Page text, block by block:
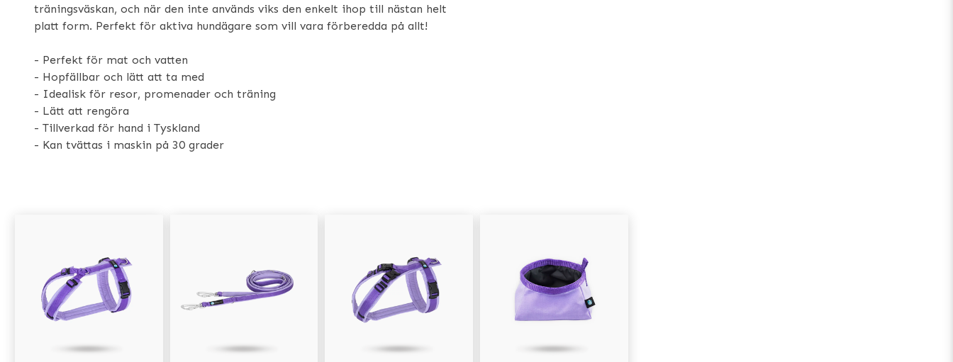
träningsväskan, och när den inte används viks den enkelt ihop till nästan helt
platt form. Perfekt för aktiva hundägare som vill vara förberedda på allt!
- Perfekt för mat och vatten
- Hopfällbar och lätt att ta med
- Idealisk för resor, promenader och träning
- Lätt att rengöra
- Tillverkad för hand i Tyskland
- Kan tvättas i maskin på 30 grader